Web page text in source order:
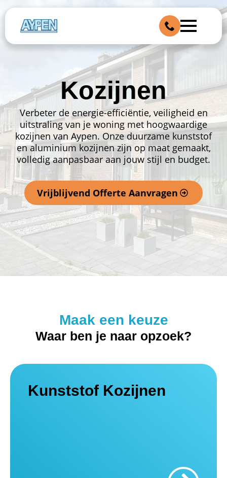
Kozijnen
Verbeter de energie-efficiëntie, veiligheid en
uitstraling van je woning met hoogwaardige
kozijnen van Aypen. Onze duurzame kunststof
en aluminium kozijnen zijn op maat gemaakt,
volledig aanpasbaar aan jouw stijl en budget.
Vrijblijvend Offerte Aanvragen
Maak een keuze
Waar ben je naar opzoek?
Kunststof Kozijnen